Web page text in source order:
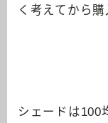
く考えてから購
シェードは100